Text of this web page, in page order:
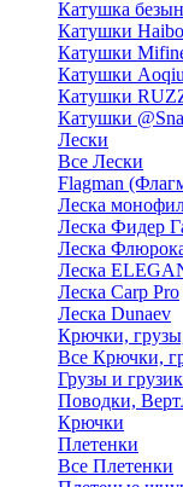
Катушка
Катушки Haibo
Катушки
Катушки
Катушки
Катушки
Лески
Все Лески
Flagman
Леска
Леска Фидер
Леска
Леска
Леска Carp Pro
Леска Dunaev
Крючки,
Все Крючки,
Грузы и
Поводки,
Крючки
Плетенки
Все Плетенки